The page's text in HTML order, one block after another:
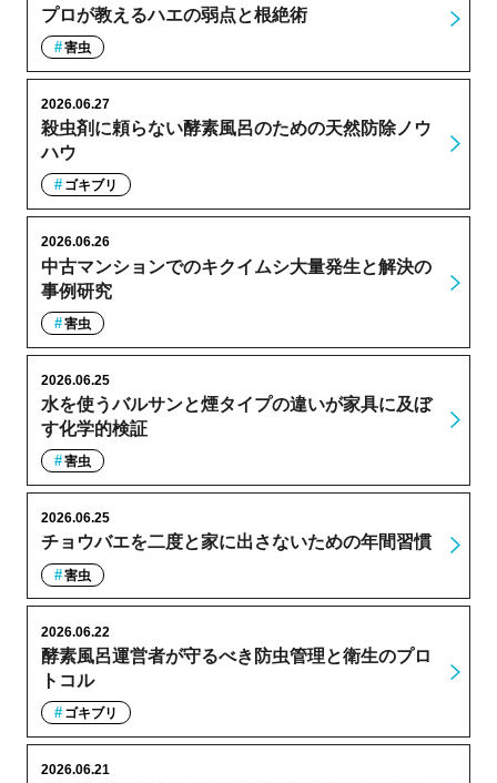
プロが教えるハエの弱点と根絶術
害虫
殺虫剤に頼らない酵素風呂のための天然防除ノウ
ハウ
2026.06.27
ゴキブリ
中古マンションでのキクイムシ大量発生と解決の
事例研究
2026.06.26
害虫
水を使うバルサンと煙タイプの違いが家具に及ぼ
す化学的検証
2026.06.25
害虫
チョウバエを二度と家に出さないための年間習慣
2026.06.25
害虫
酵素風呂運営者が守るべき防虫管理と衛生のプロ
トコル
2026.06.22
ゴキブリ
2026.06.21